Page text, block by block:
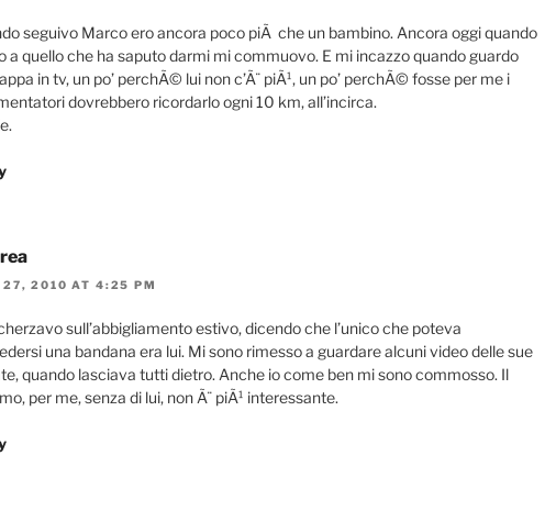
seguivo Marco ero ancora poco piÃ che un bambino. Ancora oggi quando
a quello che ha saputo darmi mi commuovo. E mi incazzo quando guardo
in tv, un po’ perchÃ© lui non c’Ã¨ piÃ¹, un po’ perchÃ© fosse per me i
dovrebbero ricordarlo ogni 10 km, all’incirca.
27, 2010 AT 4:25 PM
sull’abbigliamento estivo, dicendo che l’unico che poteva
una bandana era lui. Mi sono rimesso a guardare alcuni video delle sue
quando lasciava tutti dietro. Anche io come ben mi sono commosso. Il
per me, senza di lui, non Ã¨ piÃ¹ interessante.